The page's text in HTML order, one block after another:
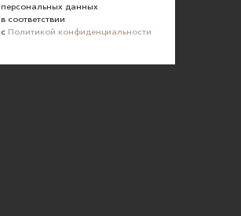
персональных данных
в соответствии
с Политикой конфиденциальности